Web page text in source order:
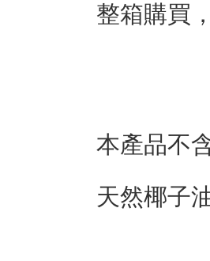
整箱購買
本產品不
天然椰子